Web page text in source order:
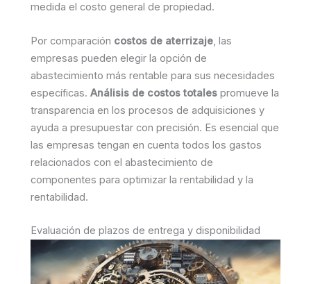
medida el costo general de propiedad.
Por comparación costos de aterrizaje , las
empresas pueden elegir la opción de
abastecimiento más rentable para sus necesidades
específicas. Análisis de costos totales promueve la
transparencia en los procesos de adquisiciones y
ayuda a presupuestar con precisión. Es esencial que
las empresas tengan en cuenta todos los gastos
relacionados con el abastecimiento de
componentes para optimizar la rentabilidad y la
rentabilidad.
Evaluación de plazos de entrega y disponibilidad